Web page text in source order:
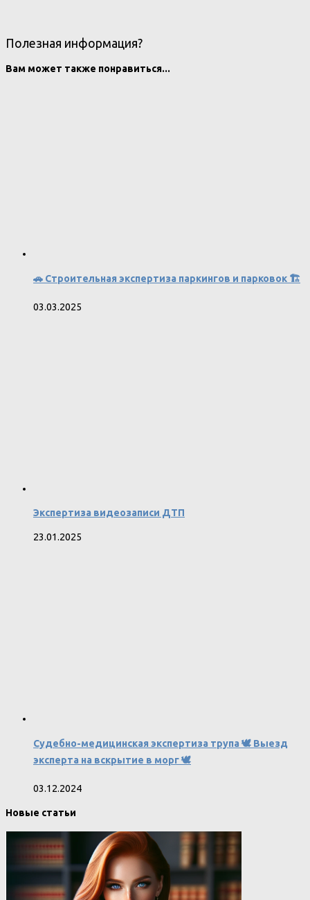
Полезная информация?
Вам может также понравиться...
🚗 Строительная экспертиза паркингов и парковок 🏗
03.03.2025
Экспертиза видеозаписи ДТП
23.01.2025
Судебно-медицинская экспертиза трупа 🕊️ Выезд
эксперта на вскрытие в морг 🕊️
03.12.2024
Новые статьи